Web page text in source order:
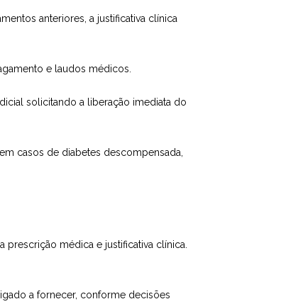
anteriores, a justificativa clínica
e laudos médicos.
solicitando a liberação imediata do
casos de diabetes descompensada,
prescrição médica e justificativa clínica.
a fornecer, conforme decisões